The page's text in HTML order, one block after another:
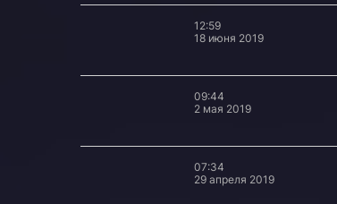
12:59
18 июня 2019
09:44
2 мая 2019
07:34
29 апреля 2019